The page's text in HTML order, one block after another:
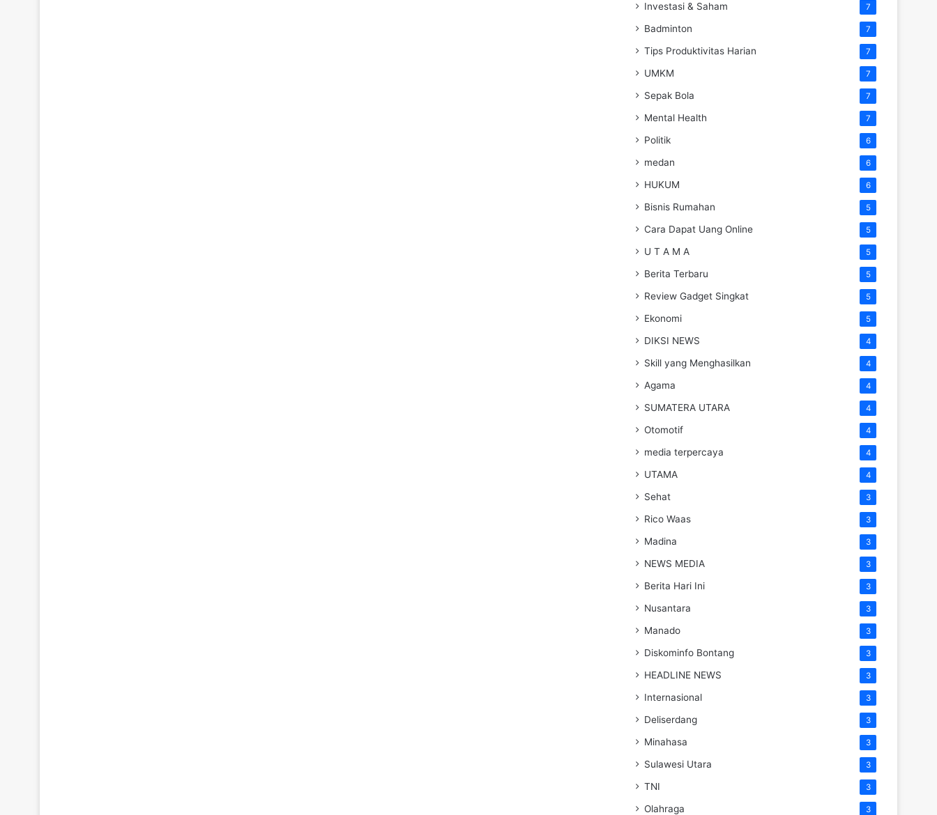
Investasi & Saham 7
Badminton 7
Tips Produktivitas Harian 7
UMKM 7
Sepak Bola 7
Mental Health 7
Politik 6
medan 6
HUKUM 6
Bisnis Rumahan 5
Cara Dapat Uang Online 5
U T A M A 5
Berita Terbaru 5
Review Gadget Singkat 5
Ekonomi 5
DIKSI NEWS 4
Skill yang Menghasilkan 4
Agama 4
SUMATERA UTARA 4
Otomotif 4
media terpercaya 4
UTAMA 4
Sehat 3
Rico Waas 3
Madina 3
NEWS MEDIA 3
Berita Hari Ini 3
Nusantara 3
Manado 3
Diskominfo Bontang 3
HEADLINE NEWS 3
Internasional 3
Deliserdang 3
Minahasa 3
Sulawesi Utara 3
TNI 3
Olahraga 3